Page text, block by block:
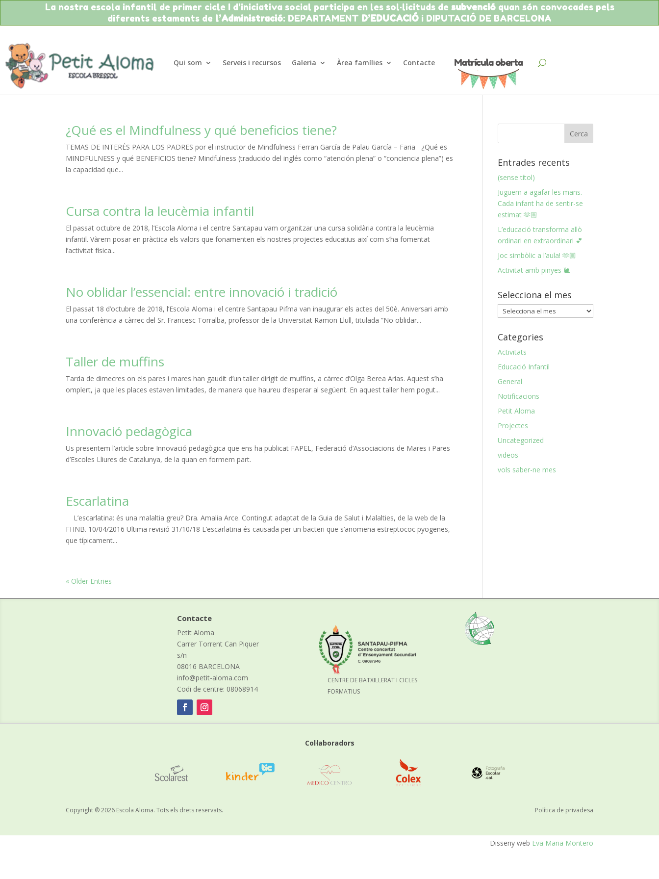
La nostra escola infantil de primer cicle I d’iniciativa social participa en les sol·licituds de subvencióquan són convocades pels
diferents estaments de l’Administració: DEPARTAMENT D’EDUCACIÓ i DIPUTACIÓ DE BARCELONA
Qui som Serveis i recursos Galeria Àrea famílies Contacte
¿Qué es el Mindfulness y qué beneficios tiene?
TEMAS DE INTERÉS PARA LOS PADRES por el instructor de Mindfulness Ferran García de Palau García – Faria ¿Qué es
MINDFULNESS y qué BENEFICIOS tiene? Mindfulness (traducido del inglés como “atención plena” o “conciencia plena”) es
la capacidad que...
Cursa contra la leucèmia infantil
El passat octubre de 2018, l’Escola Aloma i el centre Santapau vam organitzar una cursa solidària contra la leucèmia
infantil. Vàrem posar en pràctica els valors que fonamenten els nostres projectes educatius així com s’ha fomentat
l’activitat física...
No oblidar l’essencial: entre innovació i tradició
El passat 18 d’octubre de 2018, l’Escola Aloma i el centre Santapau Pifma van inaugurar els actes del 50è. Aniversari amb
una conferència a càrrec del Sr. Francesc Torralba, professor de la Universitat Ramon Llull, titulada “No oblidar...
Taller de muffins
Tarda de dimecres on els pares i mares han gaudit d’un taller dirigit de muffins, a càrrec d’Olga Berea Arias. Aquest s’ha
omplert, ja que les places estaven limitades, de manera que haureu d’esperar al següent. En aquest taller hem pogut...
Innovació pedagògica
Us presentem l’article sobre Innovació pedagògica que ens ha publicat FAPEL, Federació d’Associacions de Mares i Pares
d’Escoles Lliures de Catalunya, de la quan en formem part.
Escarlatina
L’escarlatina: és una malaltia greu? Dra. Amalia Arce. Contingut adaptat de la Guia de Salut i Malalties, de la web de la
FHNB. 10/04/2016 Ultima revisió 31/10/18 L’escarlatina és causada per un bacteri que s’anomena estreptococ pyogenes,
que típicament...
« Older Entries
Entrades recents
(sense títol)
Juguem a agafar les mans.
Cada infant ha de sentir-se
estimat 🫶🏼
L’educació transforma allò
ordinari en extraordinari 💕
Joc simbòlic a l’aula! 🫶🏼
Activitat amb pinyes 🐌
Selecciona el mes
Selecciona
el
mes
Categories
Activitats
Educació Infantil
General
Notificacions
Petit Aloma
Projectes
Uncategorized
videos
vols saber-ne mes
Contacte
Petit Aloma
Carrer Torrent Can Piquer
s/n
08016 BARCELONA
info@petit-aloma.com
Codi de centre: 08068914
CENTRE DE BATXILLERAT I CICLES
FORMATIUS
Col·laboradors
Copyright ® 2026 Escola Aloma. Tots els drets reservats. Política de privadesa
Disseny web Eva Maria Montero